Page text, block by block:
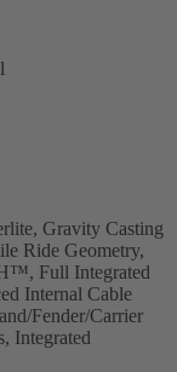
Gravity Casting
Ride Geometry,
Full Integrated
Internal Cable
Fender/Carrier
Integrated